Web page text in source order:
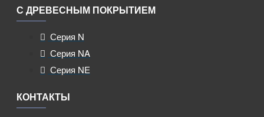
С ДРЕВЕСНЫМ ПОКРЫТИЕМ
Серия N
Серия NA
Серия NE
КОНТАКТЫ